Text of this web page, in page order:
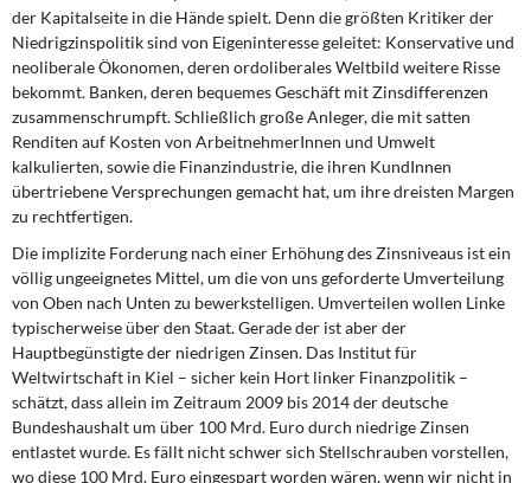
der Kapitalseite in die Hände spielt. Denn die größten Kritiker der
Niedrigzinspolitik sind von Eigeninteresse geleitet: Konservative und
neoliberale Ökonomen, deren ordoliberales Weltbild weitere Risse
bekommt. Banken, deren bequemes Geschäft mit Zinsdifferenzen
zusammenschrumpft. Schließlich große Anleger, die mit satten
Renditen auf Kosten von ArbeitnehmerInnen und Umwelt
kalkulierten, sowie die Finanzindustrie, die ihren KundInnen
übertriebene Versprechungen gemacht hat, um ihre dreisten Margen
zu rechtfertigen.
Die implizite Forderung nach einer Erhöhung des Zinsniveaus ist ein
völlig ungeeignetes Mittel, um die von uns geforderte Umverteilung
von Oben nach Unten zu bewerkstelligen. Umverteilen wollen Linke
typischerweise über den Staat. Gerade der ist aber der
Hauptbegünstigte der niedrigen Zinsen. Das Institut für
Weltwirtschaft in Kiel – sicher kein Hort linker Finanzpolitik –
schätzt, dass allein im Zeitraum 2009 bis 2014 der deutsche
Bundeshaushalt um über 100 Mrd. Euro durch niedrige Zinsen
entlastet wurde. Es fällt nicht schwer sich Stellschrauben vorstellen,
wo diese 100 Mrd. Euro eingespart worden wären, wenn wir nicht in